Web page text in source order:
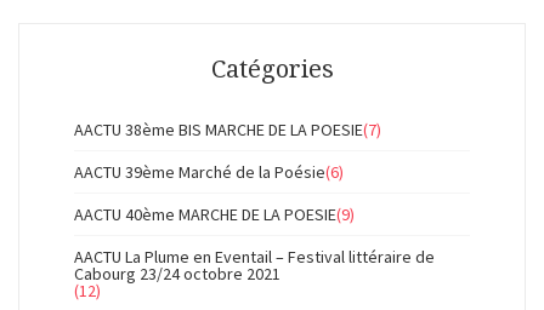
Catégories
AACTU 38ème BIS MARCHE DE LA POESIE(7)
AACTU 39ème Marché de la Poésie(6)
AACTU 40ème MARCHE DE LA POESIE(9)
AACTU La Plume en Eventail – Festival littéraire de
Cabourg 23/24 octobre 2021
(12)